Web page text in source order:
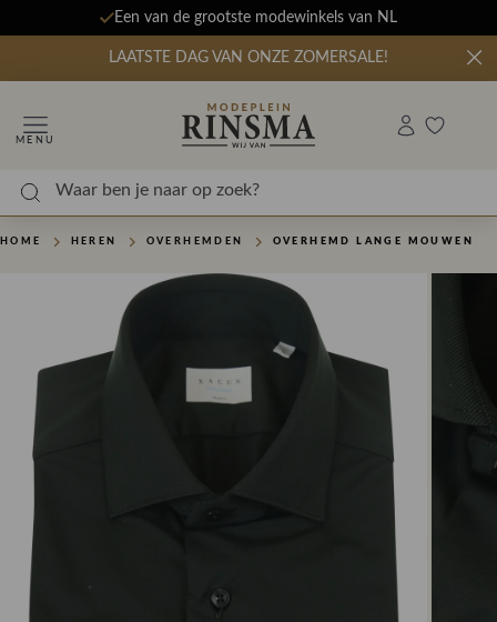
Een van de grootste modewinkels van NL
LAATSTE DAG VAN ONZE ZOMERSALE!
MENU
HOME HEREN OVERHEMDEN OVERHEMD LANGE MOUWEN